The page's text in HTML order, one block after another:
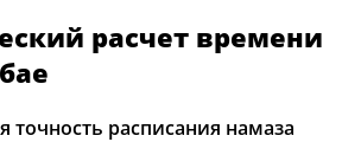
13:10 20:38
расчет времени
точность расписания намаза